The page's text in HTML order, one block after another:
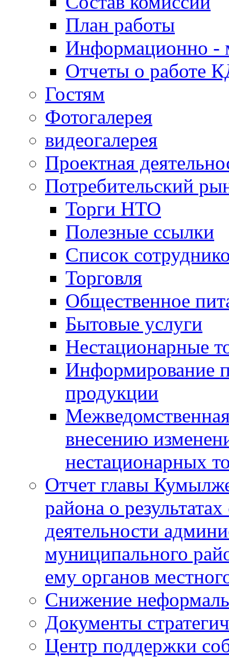
План работы
Информационно -
Отчеты о работе
Гостям
Фотогалерея
видеогалерея
Проектная
Потребительский
Торги НТО
Полезные ссылки
Список
Торговля
Общественное
Бытовые услуги
Нестационарные
Информирование
продукции
внесению
нестационарных
Отчет главы
района о
деятельности
муниципального
ему органов
Снижение
Документы
Центр поддержки